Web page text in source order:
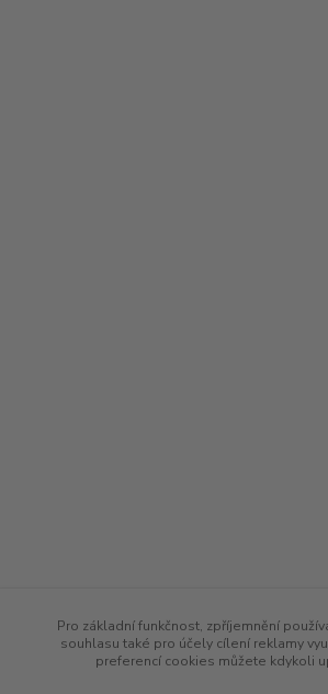
Pro základní funkčnost, zpříjemnění
souhlasu také pro účely cílení reklamy
preferencí cookies můžete kdykoli